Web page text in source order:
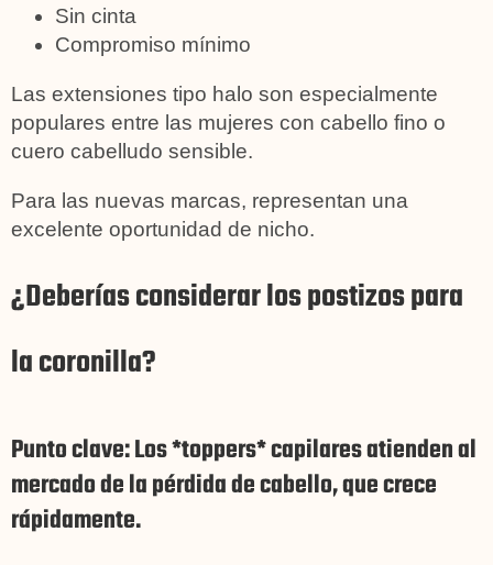
Sin cinta
Compromiso mínimo
Las extensiones tipo halo son especialmente
populares entre las mujeres con cabello fino o
cuero cabelludo sensible.
Para las nuevas marcas, representan una
excelente oportunidad de nicho.
¿Deberías considerar los postizos para
la coronilla?
Punto clave: Los *toppers* capilares atienden al
mercado de la pérdida de cabello, que crece
rápidamente.